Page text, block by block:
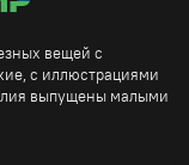
вещей с
с иллюстрациями
выпущены малыми